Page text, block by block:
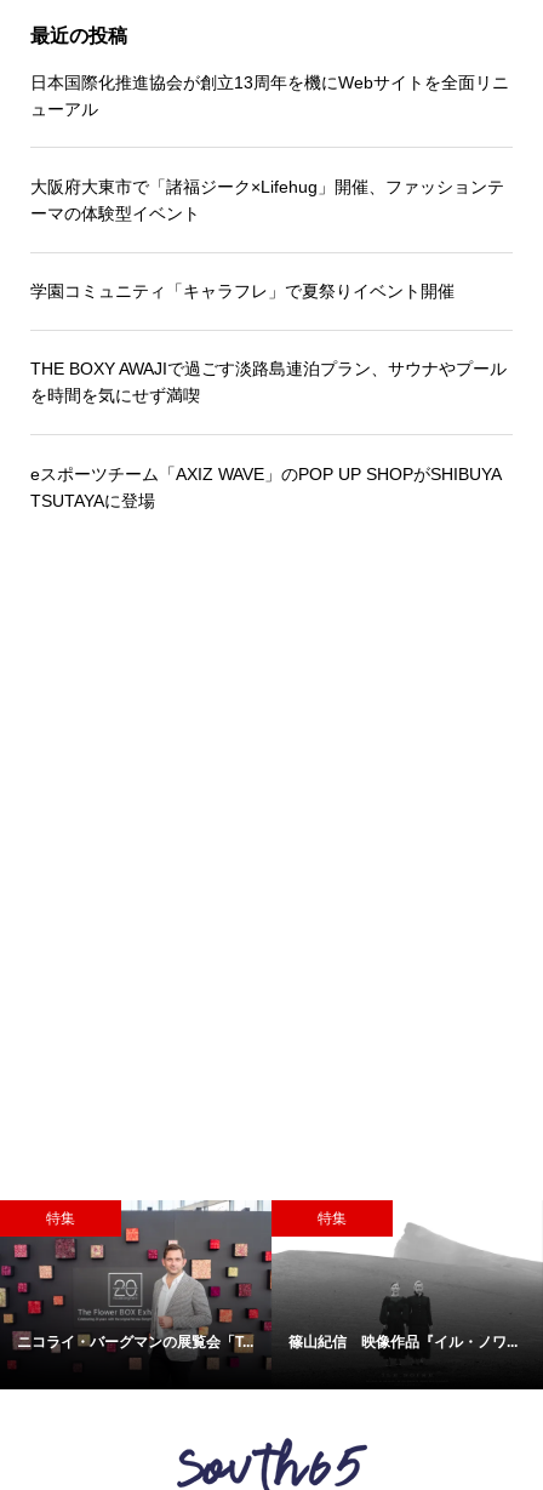
最近の投稿
日本国際化推進協会が創立13周年を機にWebサイトを全面リニ
ューアル
大阪府大東市で「諸福ジーク×Lifehug」開催、ファッションテ
ーマの体験型イベント
学園コミュニティ「キャラフレ」で夏祭りイベント開催
THE BOXY AWAJIで過ごす淡路島連泊プラン、サウナやプール
を時間を気にせず満喫
eスポーツチーム「AXIZ WAVE」のPOP UP SHOPがSHIBUYA
TSUTAYAに登場
ワ... ニコンメガネ レンズメーカー直... 新しいエストニアの魅力を発